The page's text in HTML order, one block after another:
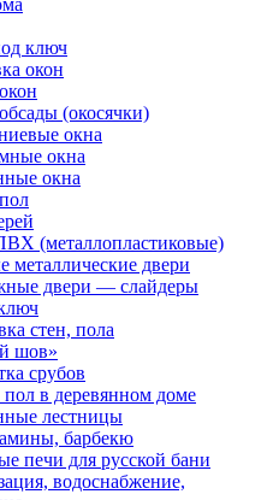
ключ
окон
(окосячки)
окна
окна
окна
(металлопластиковые)
металлические двери
двери — слайдеры
стен, пола
шов»
срубов
в деревянном доме
лестницы
барбекю
печи для русской бани
водоснабжение,